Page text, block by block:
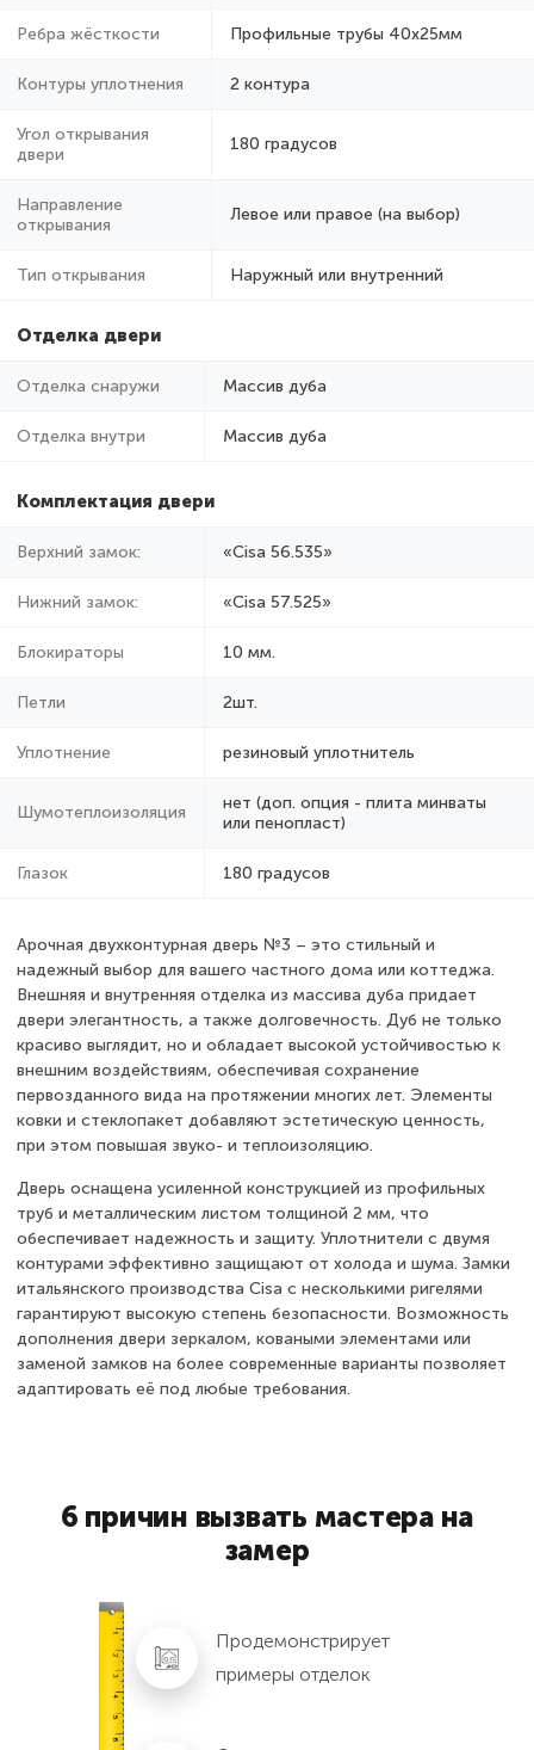
Ребра жёсткости Профильные трубы 40х25мм
Контуры уплотнения 2 контура
Угол открывания
двери
180 градусов
Направление
открывания
Левое или правое (на выбор)
Тип открывания Наружный или внутренний
Отделка двери
Отделка снаружи Массив дуба
Отделка внутри Массив дуба
Комплектация двери
Верхний замок: «Cisa 56.535»
Нижний замок: «Cisa 57.525»
Блокираторы 10 мм.
Петли 2шт.
Уплотнение резиновый уплотнитель
Шумотеплоизоляция
нет (доп. опция - плита минваты
или пенопласт)
Глазок 180 градусов
Арочная двухконтурная дверь №3 – это стильный и
надежный выбор для вашего частного дома или коттеджа.
Внешняя и внутренняя отделка из массива дуба придает
двери элегантность, а также долговечность. Дуб не только
красиво выглядит, но и обладает высокой устойчивостью к
внешним воздействиям, обеспечивая сохранение
первозданного вида на протяжении многих лет. Элементы
ковки и стеклопакет добавляют эстетическую ценность,
при этом повышая звуко- и теплоизоляцию.
Дверь оснащена усиленной конструкцией из профильных
труб и металлическим листом толщиной 2 мм, что
обеспечивает надежность и защиту. Уплотнители с двумя
контурами эффективно защищают от холода и шума. Замки
итальянского производства Cisa с несколькими ригелями
гарантируют высокую степень безопасности. Возможность
дополнения двери зеркалом, коваными элементами или
заменой замков на более современные варианты позволяет
адаптировать её под любые требования.
6 причин вызвать мастера на
замер
Продемонстрирует
примеры отделок